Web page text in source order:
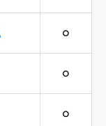
○
○
○